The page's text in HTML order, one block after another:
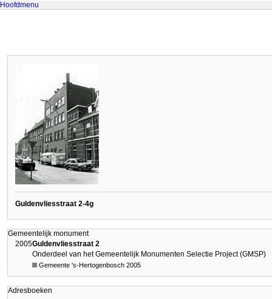
Hoofdmenu
Guldenvliesstraat 2-4g
Gemeentelijk monument
2005Guldenvliesstraat 2
Onderdeel van het Gemeentelijk Monumenten Selectie Project (GMSP)
Gemeente 's-Hertogenbosch 2005
Adresboeken